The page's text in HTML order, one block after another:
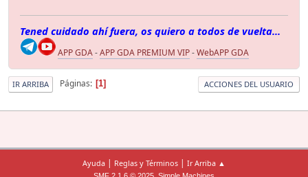
Tened cuidado ahí fuera, os quiero a todos de vuelta...
APP GDA-APP GDA PREMIUM VIP-WebAPP GDA
IR ARRIBA Páginas 1 ACCIONES DEL USUARIO
Ayuda | Reglas y Términos | Ir Arriba ▲